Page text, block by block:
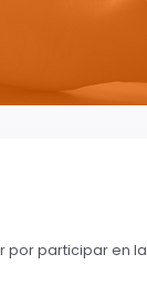
por participar en la